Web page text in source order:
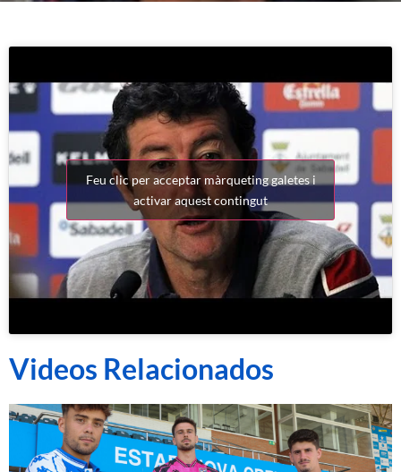
Feu clic per acceptar màrqueting galetes i
activar aquest contingut
Videos Relacionados